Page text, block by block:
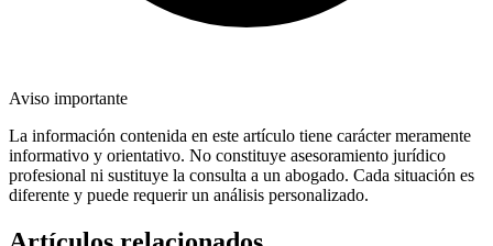
Aviso importante
La información contenida en este artículo tiene carácter meramente
informativo y orientativo. No constituye asesoramiento jurídico
profesional ni sustituye la consulta a un abogado. Cada situación es
diferente y puede requerir un análisis personalizado.